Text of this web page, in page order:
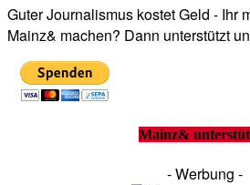
Guter Journalismus kostet Geld - Ihr
Mainz& machen? Dann unterstützt
Mainz&
- Werbung -